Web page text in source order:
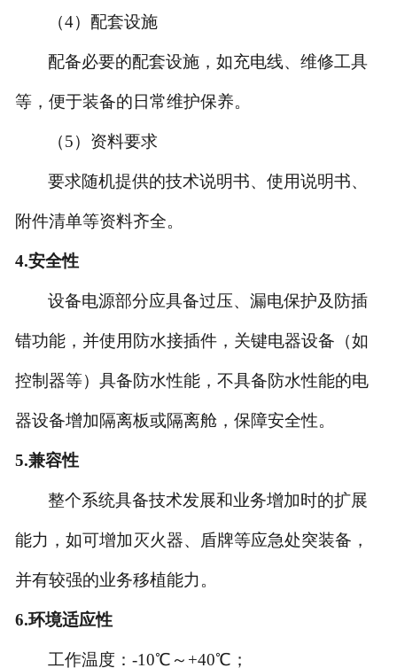
（4）配套设施
配备必要的配套设施，如充电线、维修工具
等，便于装备的日常维护保养。
（5）资料要求
要求随机提供的技术说明书、使用说明书、
附件清单等资料齐全。
4.安全性
设备电源部分应具备过压、漏电保护及防插
错功能，并使用防水接插件，关键电器设备（如
控制器等）具备防水性能，不具备防水性能的电
器设备增加隔离板或隔离舱，保障安全性。
5.兼容性
整个系统具备技术发展和业务增加时的扩展
能力，如可增加灭火器、盾牌等应急处突装备，
并有较强的业务移植能力。
6.环境适应性
工作温度：-10℃～+40℃；